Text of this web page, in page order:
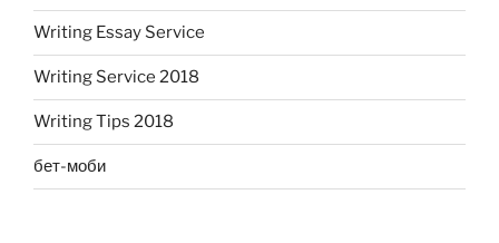
Writing Essay Service
Writing Service 2018
Writing Tips 2018
бет-моби